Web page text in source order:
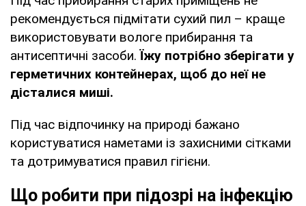
рекомендується підмітати сухий пил – краще
використовувати вологе прибирання та
антисептичні засоби.Їжу потрібно зберігати у
герметичних контейнерах, щоб до неї не
дісталися миші.
Під час відпочинку на природі бажано
користуватися наметами із захисними сітками
та дотримуватися правил гігієни.
Що робити при підозрі на інфекцію